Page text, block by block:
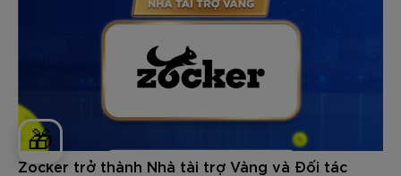
🎁
Zocker trở thành Nhà tài trợ Vàng và Đối tác